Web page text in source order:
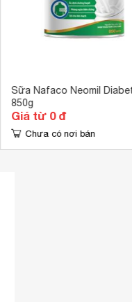
Hướng dẫn bảo quản
Sữa Nafaco Neomil
850g
Giá từ 0 đ
Chưa có nơi bán